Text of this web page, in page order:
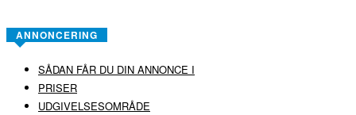
ANNONCERING
SÅDAN FÅR DU DIN ANNONCE I
PRISER
UDGIVELSESOMRÅDE